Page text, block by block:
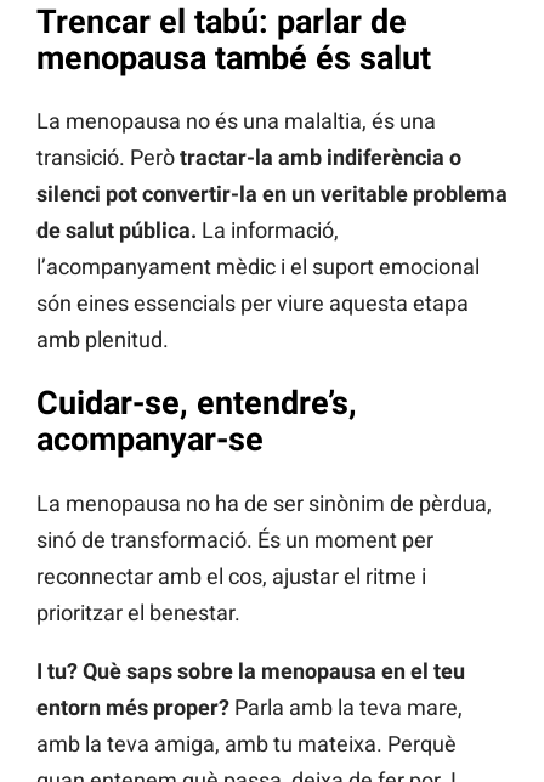
Trencar el tabú: parlar de
menopausa també és salut
La menopausa no és una malaltia, és una
transició. Peròtractar-la amb indiferència o
silenci pot convertir-la en un veritable problema
de salut pública. La informació,
l’acompanyament mèdic i el suport emocional
són eines essencials per viure aquesta etapa
amb plenitud.
Cuidar-se, entendre’s,
acompanyar-se
La menopausa no ha de ser sinònim de pèrdua,
sinó de transformació. És un moment per
reconnectar amb el cos, ajustar el ritme i
prioritzar el benestar.
I tu? Què saps sobre la menopausa en el teu
entorn més proper? Parla amb la teva mare,
amb la teva amiga, amb tu mateixa. Perquè